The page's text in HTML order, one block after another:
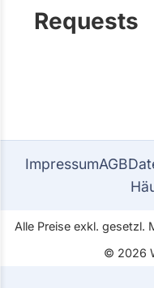
Requests
ImpressumAGB
Alle Preise exkl. gesetzl.
© 2026